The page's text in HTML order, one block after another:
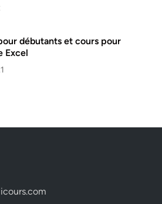
débutants et cours pour
Excel